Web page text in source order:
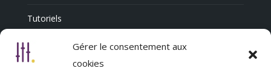
Gérer le consentement aux
cookies
Tutoriels
Annuaire Professionnel